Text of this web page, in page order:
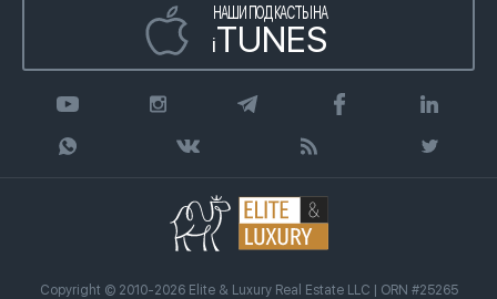
НАШИ ПОДКАСТЫ НА
iTUNES
Copyright © 2010-2026 Elite & Luxury Real Estate LLC | ORN #25265